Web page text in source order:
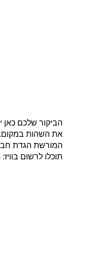
הביקור שלכם כאן
המורשת הגדת חבל
תוכלו לרשום